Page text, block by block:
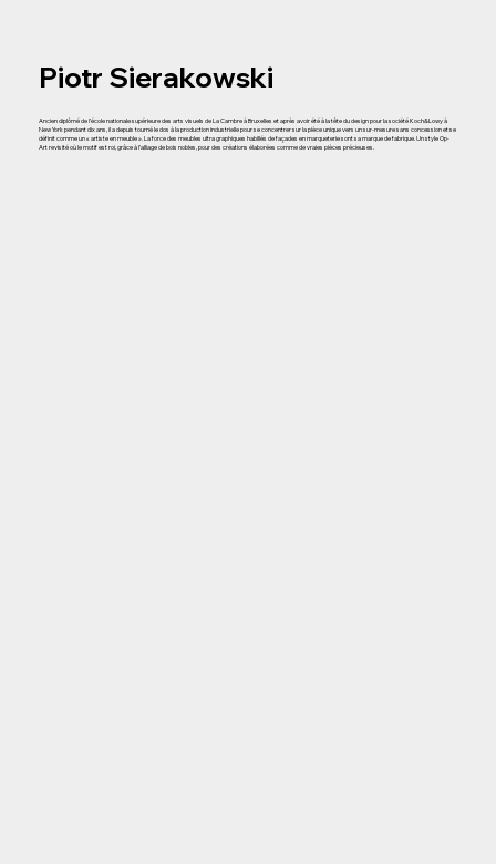
Piotr Sierakowski
Ancien diplômé de l’école nationale supérieure des arts visuels de La Cambre à Bruxelles et après avoir été à la tête du design pour la société Koch&Lowy à
New York pendant dix ans, il a depuis tourné le dos à la production industrielle pour se concentrer sur la pièce unique vers un sur-mesure sans concession et se
définit comme un « artiste en meuble ». La force des meubles ultra graphiques habillés de façades en marqueterie sont sa marque de fabrique. Un style Op-
Art revisité où le motif est roi, grâce à l’alliage de bois nobles, pour des créations élaborées comme de vraies pièces précieuses.